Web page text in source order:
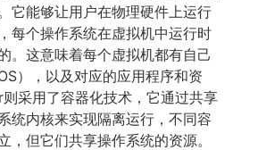
它能够让用户在物理硬件上运行
每个操作系统在虚拟机中运行时
。这意味着每个虚拟机都有自己
），以及对应的应用程序和资
采用了容器化技术，它通过共享
统内核来实现隔离运行，不同容
，但它们共享操作系统的资源。